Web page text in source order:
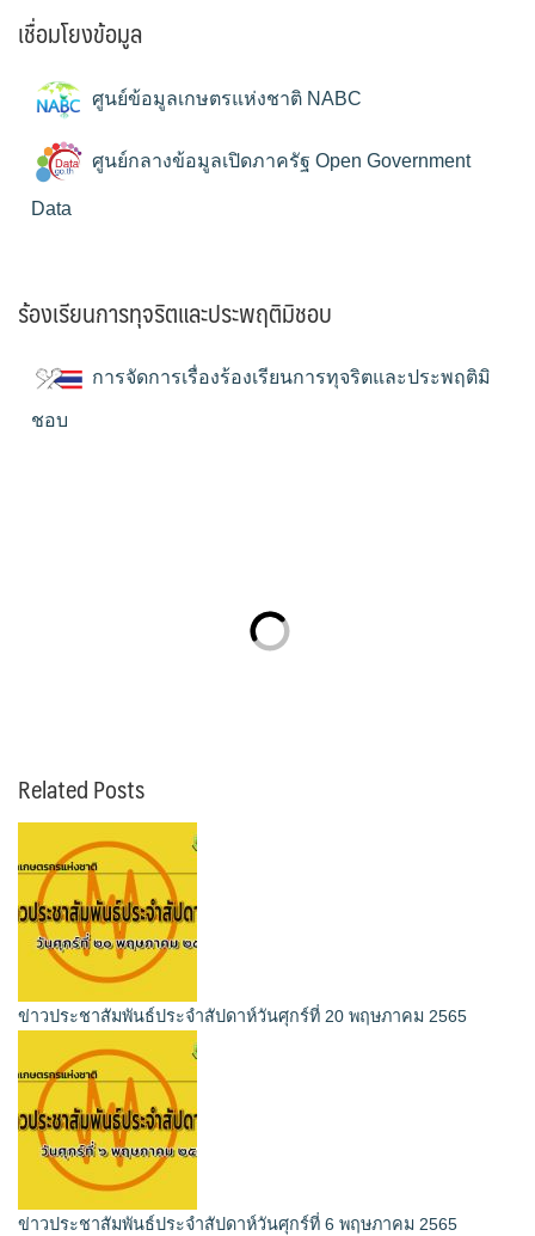
เชื่อมโยงข้อมูล
ศูนย์ข้อมูลเกษตรแห่งชาติ NABC
ศูนย์กลางข้อมูลเปิดภาครัฐ Open Government
Data
ร้องเรียนการทุจริตและประพฤติมิชอบ
การจัดการเรื่องร้องเรียนการทุจริตและประพฤติมิ
ชอบ
Related Posts
ข่าวประชาสัมพันธ์ประจำสัปดาห์วันศุกร์ที่ 20 พฤษภาคม 2565
ข่าวประชาสัมพันธ์ประจำสัปดาห์วันศุกร์ที่ 6 พฤษภาคม 2565